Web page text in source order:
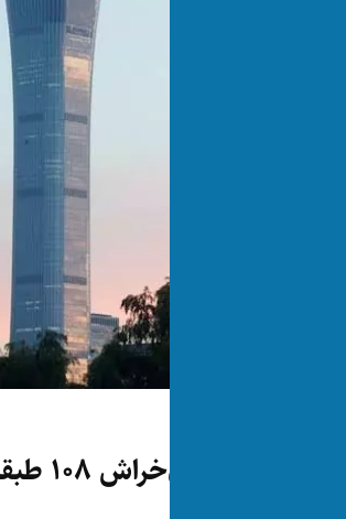
آسمان‌خراش ۱۰۸ طبقه چاینازون در پکن